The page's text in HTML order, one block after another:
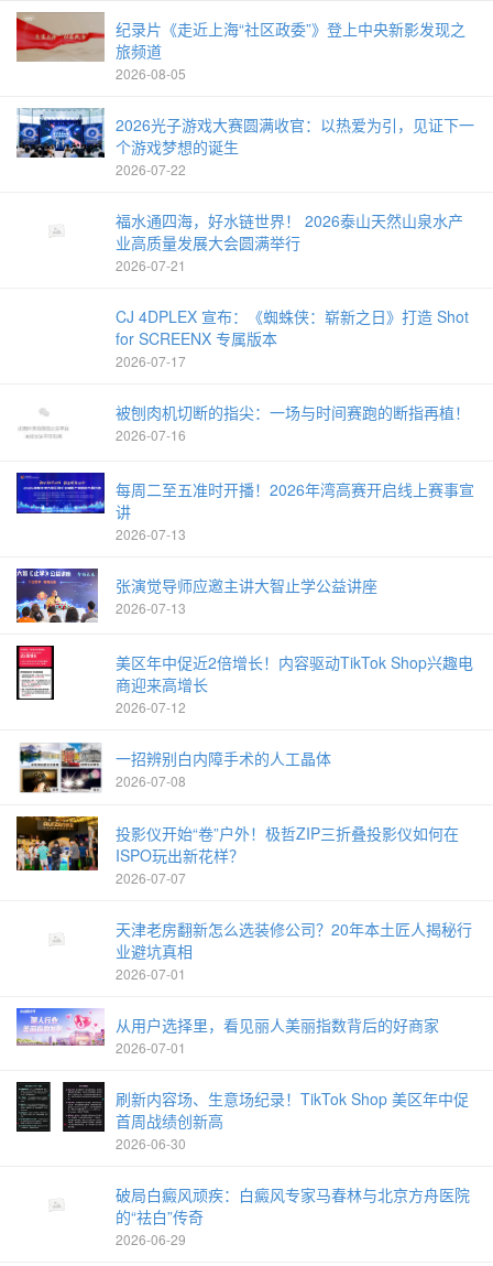
纪录片《走近上海“社区政委”》登上中央新影发现之
旅频道
2026-08-05
2026光子游戏大赛圆满收官：以热爱为引，见证下一
个游戏梦想的诞生
2026-07-22
福水通四海，好水链世界！ 2026泰山天然山泉水产
业高质量发展大会圆满举行
2026-07-21
CJ 4DPLEX 宣布：《蜘蛛侠：崭新之日》打造 Shot
for SCREENX 专属版本
2026-07-17
被刨肉机切断的指尖：一场与时间赛跑的断指再植！
2026-07-16
每周二至五准时开播！2026年湾高赛开启线上赛事宣
讲
2026-07-13
张演觉导师应邀主讲大智止学公益讲座
2026-07-13
美区年中促近2倍增长！内容驱动TikTok Shop兴趣电
商迎来高增长
2026-07-12
一招辨别白内障手术的人工晶体
2026-07-08
投影仪开始“卷”户外！极哲ZIP三折叠投影仪如何在
ISPO玩出新花样？
2026-07-07
天津老房翻新怎么选装修公司？20年本土匠人揭秘行
业避坑真相
2026-07-01
从用户选择里，看见丽人美丽指数背后的好商家
2026-07-01
刷新内容场、生意场纪录！TikTok Shop 美区年中促
首周战绩创新高
2026-06-30
破局白癜风顽疾：白癜风专家马春林与北京方舟医院
的“祛白”传奇
2026-06-29